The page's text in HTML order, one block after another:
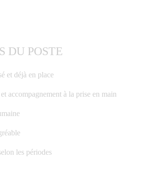
DU POSTE
et déjà en place
accompagnement à la prise en main
les périodes